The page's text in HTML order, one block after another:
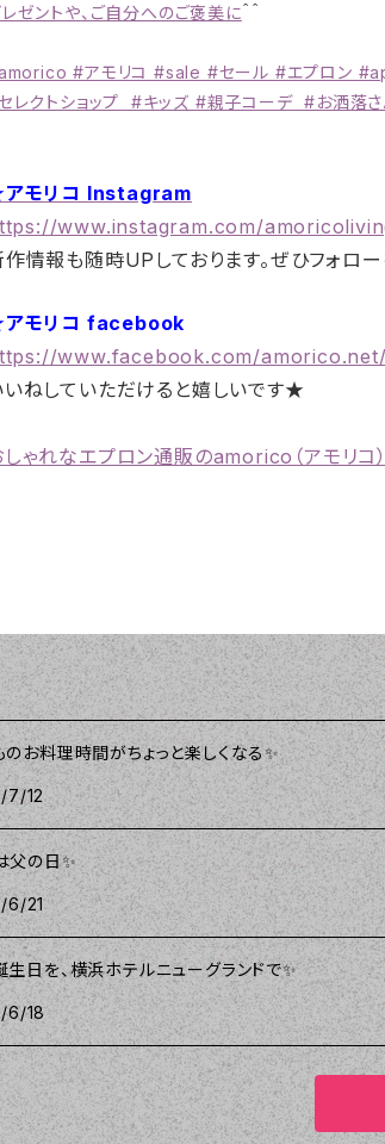
ゼントや、ご自分へのご褒美に＾＾
#アモリコ #sale #セール #エプロン
レクトショップ #キッズ #親子コーデ #お洒落
モリコ Instagram
www.instagram.com/
情報も随時UPしております。ぜひフォロー
モリコ facebook
www.facebook.com/amorico.net/
いねしていただけると嬉しいです★
しゃれなエプロン通販のamorico（アモリコ
のお料理時間がちょっと楽しくなる✨
7/12
父の日✨
6/21
生日を、横浜ホテルニューグランドで✨
6/18